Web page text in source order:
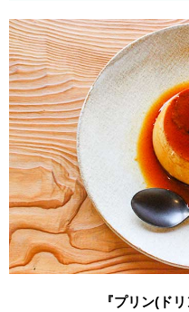
『プリン(ド